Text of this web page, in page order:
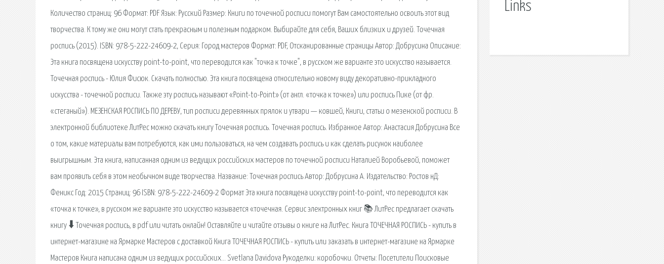
Количество страниц: 96 Формат: PDF Язык: Русский Размер: Книги по точечной росписи помогут Вам самостоятельно освоить этот вид
творчества. К тому же они могут стать прекрасным и полезным подарком. Выбирайте для себя, Ваших близких и друзей. Точечная
роспись (2015). ISBN: 978-5-222-24609-2, Серия: Город мастеров Формат: PDF, Отсканированные страницы Автор: Добрусина Описание:
Эта книга посвящена искусству point-to-point, что переводится как "точка к точке", в русском же варианте это искусство называется.
Точечная роспись - Юлия Фисюк. Скачать полностью. Эта книга посвящена относительно новому виду декоративно-прикладного
искусства - точечной росписи. Также эту роспись называют «Point-to-Point» (от англ. «точка к точке») или роспись Пике (от фр.
«стеганый»). МЕЗЕНСКАЯ РОСПИСЬ ПО ДЕРЕВУ, тип росписи деревянных прялок и утвари — ковшей, Книги, статьи о мезенской росписи. В
электронной библиотеке ЛитРес можно скачать книгу Точечная роспись. Точечная роспись. Избранное Автор: Анастасия Добрусина Все
о том, какие материалы вам потребуются, как ими пользоваться, на чем создавать роспись и как сделать рисунок наиболее
выигрышным. Эта книга, написанная одним из ведущих российских мастеров по точечной росписи Наталией Воробьевой, поможет
вам проявить себя в этом необычном виде творчества. Название: Точечная роспись Автор: Добрусина А. Издательство: Ростов нД:
Феникс Год: 2015 Страниц: 96 ISBN: 978-5-222-24609-2 Формат Эта книга посвящена искусству point-to-point, что переводится как
«точка к точке», в русском же варианте это искусство называется «точечная. Сервис электронных книг 📚 ЛитРес предлагает скачать
книгу 🠳 Точечная роспись, в pdf или читать онлайн! Оставляйте и читайте отзывы о книге на ЛитРес. Книга ТОЧЕЧНАЯ РОСПИСЬ - купить в
интернет-магазине на Ярмарке Мастеров с доставкой Книга ТОЧЕЧНАЯ РОСПИСЬ - купить или заказать в интернет-магазине на Ярмарке
Мастеров Книга написана одним из ведущих российских… Svetlana Davidova Рукоделки: коробочки. Отчеты: Посетители Поисковые
Links